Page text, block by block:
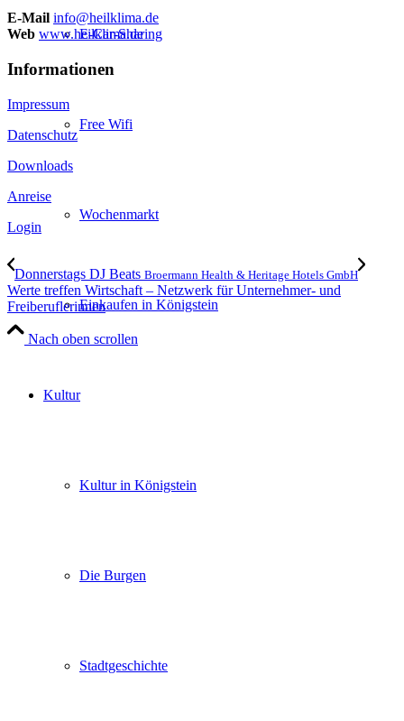
E-Car-Sharing
Free Wifi
Wochenmarkt
Einkaufen in Königstein
Kultur
Kultur in Königstein
Die Burgen
Stadtgeschichte
E-Mail info@heilklima.de
Web www.heilklima.de
Informationen
Impressum
Datenschutz
Downloads
Anreise
Login
Donnerstags DJ Beats Broermann Health & Heritage Hotels GmbH
Werte treffen Wirtschaft – Netzwerk für Unternehmer- und
Freiberuflerinnen
Nach oben scrollen